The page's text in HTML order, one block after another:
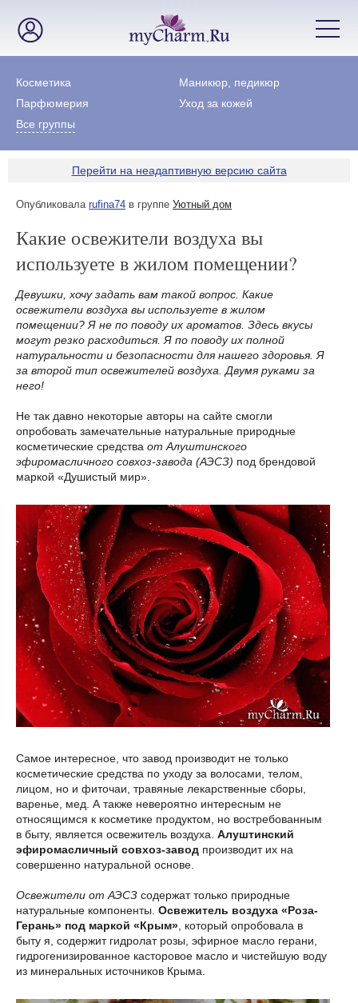
Косметика
Маникюр, педикюр
Парфюмерия
Уход за кожей
Все группы
Перейти на неадаптивную версию сайта
Опубликовала rufina74 в группе Уютный дом
Какие освежители воздуха вы
используете в жилом помещении?
Девушки, хочу задать вам такой вопрос. Какие
освежители воздуха вы используете в жилом
помещении? Я не по поводу их ароматов. Здесь вкусы
могут резко расходиться. Я по поводу их полной
натуральности и безопасности для нашего здоровья. Я
за второй тип освежителей воздуха. Двумя руками за
него!
Не так давно некоторые авторы на сайте смогли
опробовать замечательные натуральные природные
косметические средства от Алуштинского
эфиромасличного совхоз-завода (АЭСЗ) под брендовой
маркой «Душистый мир».
Самое интересное, что завод производит не только
косметические средства по уходу за волосами, телом,
лицом, но и фиточаи, травяные лекарственные сборы,
варенье, мед. А также невероятно интересным не
относящимся к косметике продуктом, но востребованным
в быту, является освежитель воздуха. Алуштинский
эфиромасличный совхоз-завод производит их на
совершенно натуральной основе.
Освежители от АЭСЗ содержат только природные
натуральные компоненты. Освежитель воздуха «Роза-
Герань» под маркой «Крым» , который опробовала в
быту я, содержит гидролат розы, эфирное масло герани,
гидрогенизированное касторовое масло и чистейшую воду
из минеральных источников Крыма.